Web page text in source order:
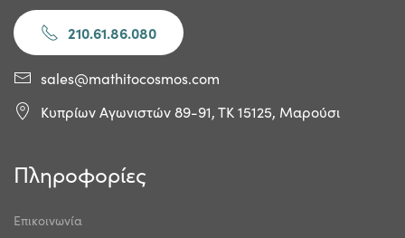
210.61.86.080
sales@mathitocosmos.com
Κυπρίων Αγωνιστών 89-91, ΤΚ 15125, Μαρούσι
Πληροφορίες
Επικοινωνία